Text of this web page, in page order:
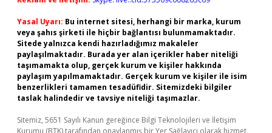
Yasal Uyarı: Bu internet sitesi, herhangi bir marka, kurum
veya şahıs şirketi ile hiçbir bağlantısı bulunmamaktadır.
Sitede yalnızca kendi hazırladığımız makaleler
paylaşılmaktadır. Burada yer alan içerikler haber niteliği
taşımamakta olup, gerçek kurum ve kişiler hakkında
paylaşım yapılmamaktadır. Gerçek kurum ve kişiler ile isim
benzerlikleri tamamen tesadüfidir. Sitemizdeki bilgiler
taslak halindedir ve tavsiye niteliği taşımazlar.
Sitemiz, 5651 Sayılı Kanun gereğince Bilgi Teknolojileri ve İletişim
Kurumu (BTK) tarafından onaylanmış bir Yer Sağlayıcı olarak hizmet